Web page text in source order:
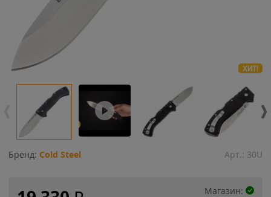
ХИТ!
Бренд: Cold Steel Арт.: 30U
Магазин: